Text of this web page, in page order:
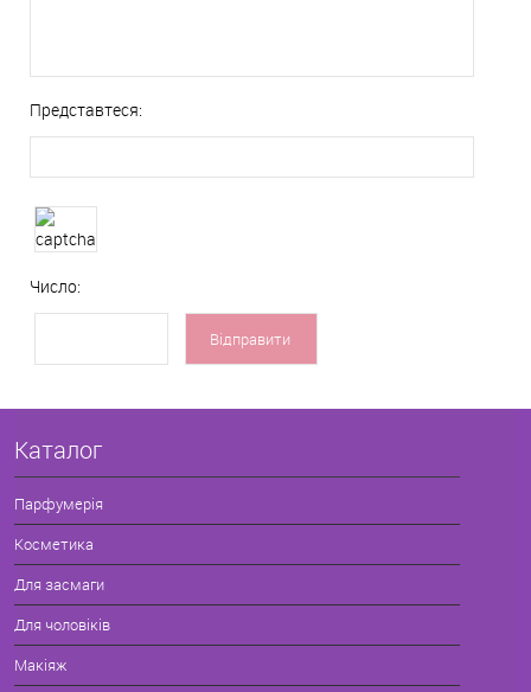
Представтеся:
Число:
Каталог
Парфумерія
Косметика
Для засмаги
Для чоловіків
Макіяж